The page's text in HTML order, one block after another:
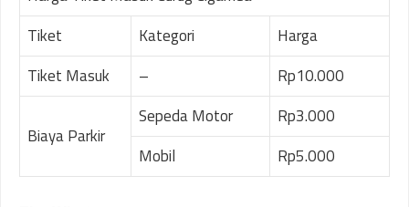
Tiket
Kategori
Harga
Tiket Masuk
– Rp10.000
Biaya Parkir
Sepeda Motor
Rp3.000
Mobil
Rp5.000